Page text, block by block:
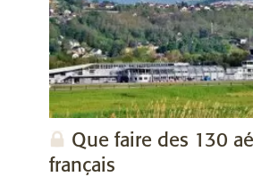
Que faire des 130
français